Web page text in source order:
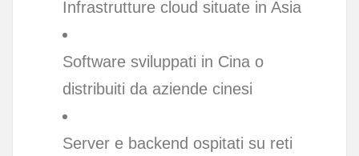
Infrastrutture cloud situate in Asia
Software sviluppati in Cina o
distribuiti da aziende cinesi
Server e backend ospitati su reti